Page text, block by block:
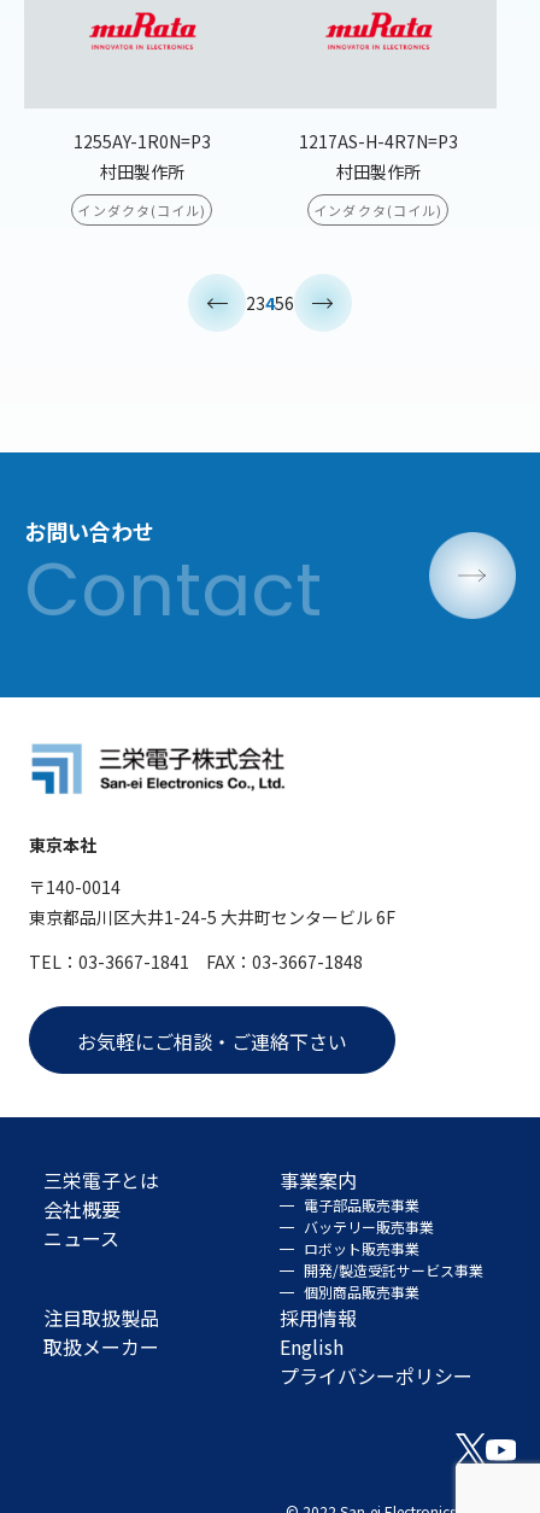
1255AY-1R0N=P3
村田製作所
インダクタ(コイル)
1217AS-H-4R7N=P3
村田製作所
インダクタ(コイル)
23456
お問い合わせ
東京本社
〒140-0014
東京都品川区大井1-24-5 大井町センタービル 6F
TEL：03-3667-1841 FAX：03-3667-1848
お気軽にご相談・ご連絡下さい
三栄電子とは
会社概要
ニュース
事業案内
電子部品販売事業
バッテリー販売事業
ロボット販売事業
開発/製造受託サービス事業
個別商品販売事業
注目取扱製品
取扱メーカー
採用情報
English
プライバシーポリシー